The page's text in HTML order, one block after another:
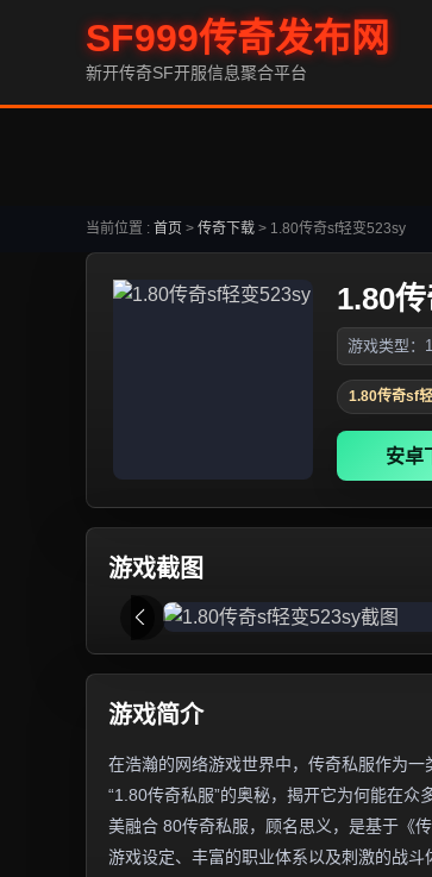
SF999传奇发布网
新开传奇SF开服信息聚合平台
当前位置 : 首页 > 传奇下载 > 1.80传奇sf轻变523sy
1.80
游戏类型：
1.80传奇sf
安卓
游戏截图
游戏简介
在浩瀚的网络游戏世界中，传奇私服作为
“1.80传奇私服”的奥秘，揭开它为何能在
美融合 80传奇私服，顾名思义，是基于《
游戏设定、丰富的职业体系以及刺激的战